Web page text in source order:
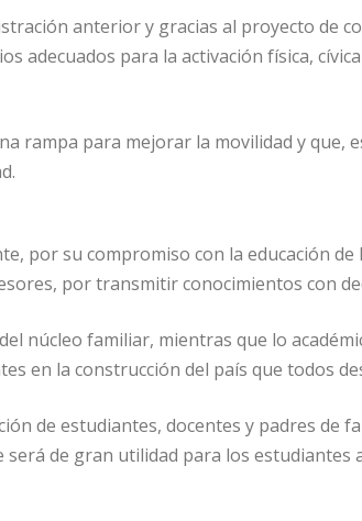
anterior y gracias al proyecto de
adecuados para la activación física,
rampa para mejorar la movilidad y que,
por su compromiso con la educación
por transmitir conocimientos con
núcleo familiar, mientras que lo
en la construcción del país que todos
de estudiantes, docentes y padres de
de gran utilidad para los estudiantes